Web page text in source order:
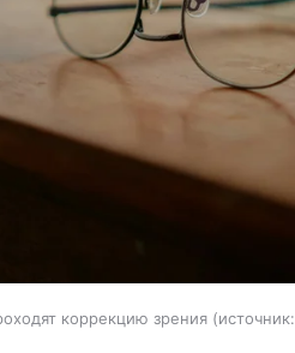
коррекцию зрения источник: